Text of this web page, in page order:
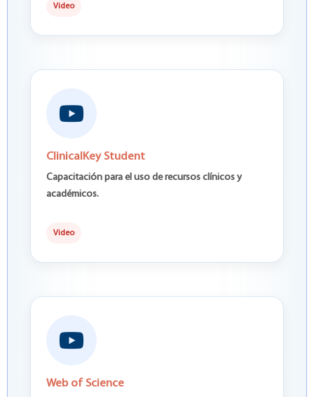
Video
ClinicalKey Student
Capacitación para el uso de recursos clínicos y
académicos.
Video
Web of Science